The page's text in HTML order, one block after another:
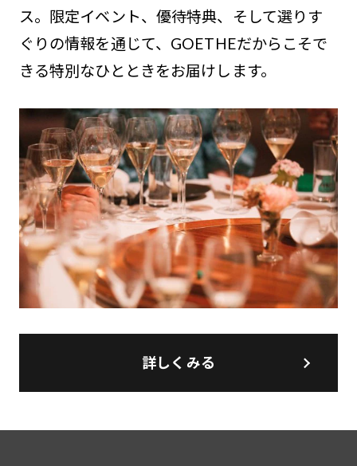
ス。限定イベント、優待特典、そして選りす
ぐりの情報を通じて、GOETHEだからこそで
きる特別なひとときをお届けします。
詳しくみる